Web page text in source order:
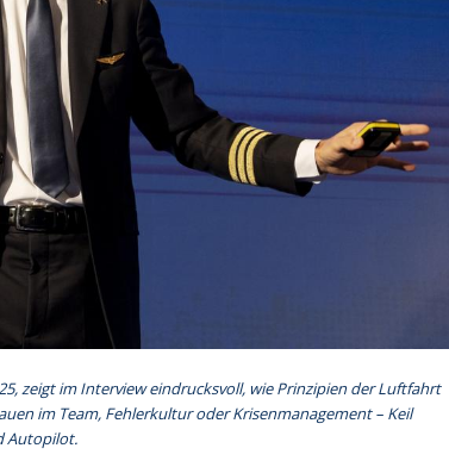
zeigt im Interview eindrucksvoll, wie Prinzipien der Luftfahrt
im Team, Fehlerkultur oder Krisenmanagement – Keil
Autopilot.